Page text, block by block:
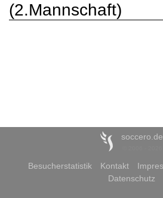
(2.Mannschaft)
soccero.de
Besucherstatistik Kontakt
Datenschutz